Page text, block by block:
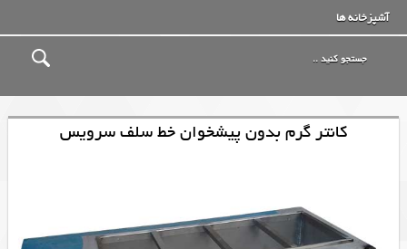
آشپزخانه ها
کانتر گرم بدون پیشخوان خط سلف سرویس